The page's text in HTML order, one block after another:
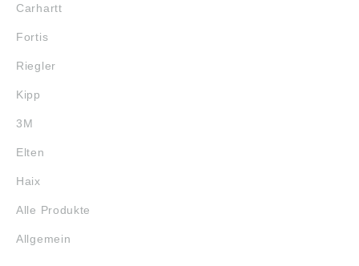
Carhartt
Fortis
Riegler
Kipp
3M
Elten
Haix
Alle Produkte
Allgemein